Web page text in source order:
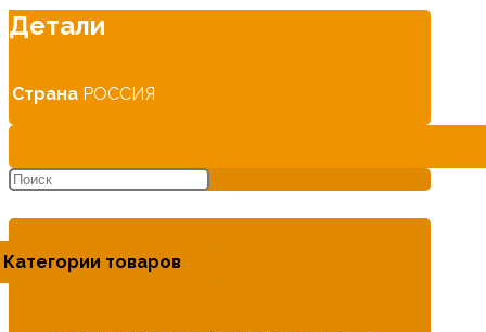
Детали
Страна РОССИЯ
Категории товаров